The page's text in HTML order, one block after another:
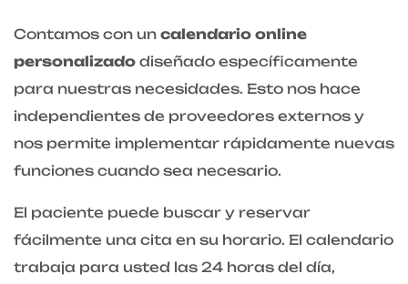
Contamos con un calendario online
personalizado diseñado específicamente
para nuestras necesidades. Esto nos hace
independientes de proveedores externos y
nos permite implementar rápidamente nuevas
funciones cuando sea necesario.
El paciente puede buscar y reservar
fácilmente una cita en su horario. El calendario
trabaja para usted las 24 horas del día,